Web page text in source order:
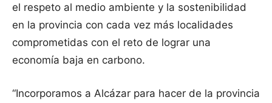
el respeto al medio ambiente y la sostenibilidad
en la provincia con cada vez más localidades
comprometidas con el reto de lograr una
economía baja en carbono.
“Incorporamos a Alcázar para hacer de la provincia